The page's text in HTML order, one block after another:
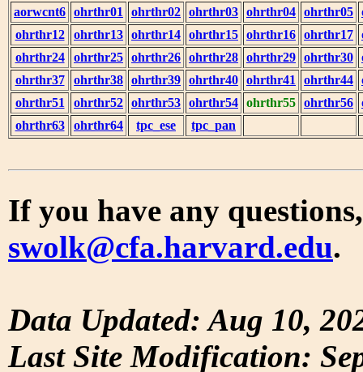
aorwcnt6 ohrthr01 ohrthr02 ohrthr03 ohrthr04 ohrthr05
ohrthr12
ohrthr13 ohrthr14 ohrthr15 ohrthr16 ohrthr17
ohrthr24
ohrthr25 ohrthr26 ohrthr28 ohrthr29 ohrthr30
ohrthr37
ohrthr38 ohrthr39 ohrthr40 ohrthr41 ohrthr44
ohrthr51
ohrthr52 ohrthr53 ohrthr54 ohrthr55 ohrthr56
ohrthr63
ohrthr64 tpc_ese tpc_pan
If you have any
swolk@cfa.harvard.edu.
Data Updated: Aug 10,
Last Site Modification: